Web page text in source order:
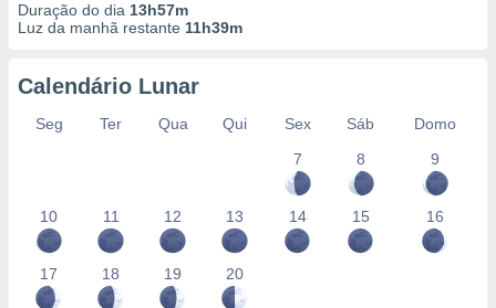
Duração do dia 13h57m
Luz da manhã restante 11h39m
Calendário Lunar
Seg Ter Qua Qui Sex Sáb
Domo
7
8 9
10 11 12 13 14 15 16
17 18 19 20